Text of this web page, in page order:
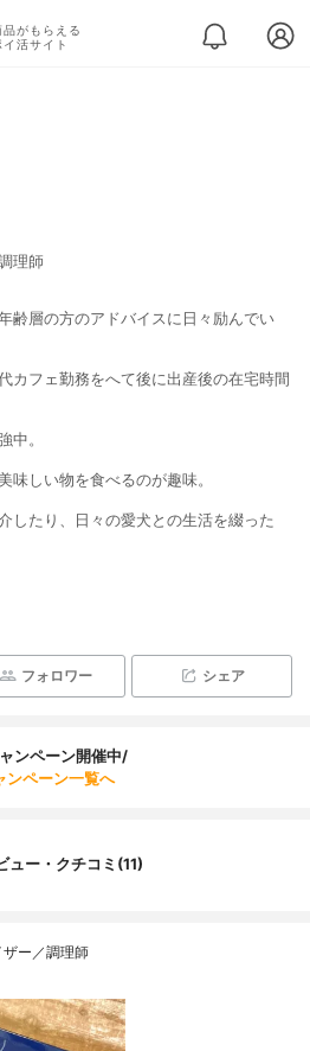
品がもらえる
活サイト
理師
齢層の方のアドバイスに日々励んでい
カフェ勤務をへて後に出産後の在宅時間
中。
味しい物を食べるのが趣味。
したり、日々の愛犬との生活を綴った
フォロワー シェア
ンペーン開催中/
ンペーン一覧へ
ュー・クチコミ(11)
ー／調理師